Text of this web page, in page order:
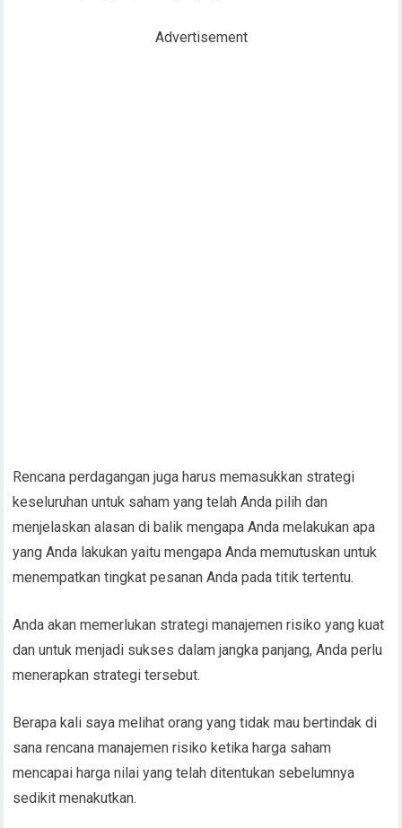
Advertisement
Rencana perdagangan juga harus memasukkan strategi
keseluruhan untuk saham yang telah Anda pilih dan
menjelaskan alasan di balik mengapa Anda melakukan apa
yang Anda lakukan yaitu mengapa Anda memutuskan untuk
menempatkan tingkat pesanan Anda pada titik tertentu.
Anda akan memerlukan strategi manajemen risiko yang kuat
dan untuk menjadi sukses dalam jangka panjang, Anda perlu
menerapkan strategi tersebut.
Berapa kali saya melihat orang yang tidak mau bertindak di
sana rencana manajemen risiko ketika harga saham
mencapai harga nilai yang telah ditentukan sebelumnya
sedikit menakutkan.